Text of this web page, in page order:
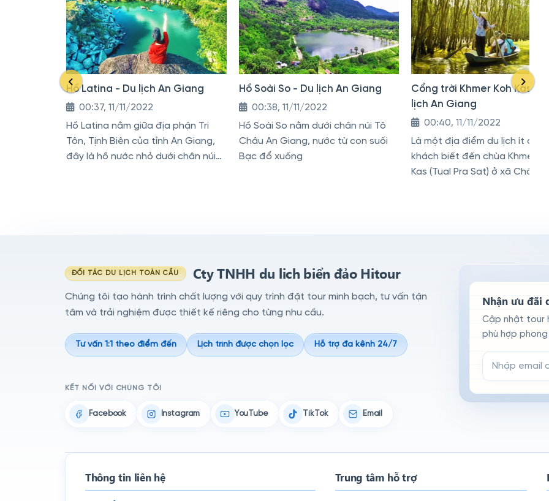
Hồ Latina - Du lịch An Giang
00:37, 11/11/2022
Hồ Latina nằm giữa địa phận Tri
Tôn, Tịnh Biên của tỉnh An Giang,
đây là hồ nước nhỏ dưới chân núi
Hồ Soài So - Du lịch An Giang
00:38, 11/11/2022
Hồ Soài So nằm dưới chân núi Tô
Châu An Giang, nước từ con suối
Bạc đổ xuống
Cổng trời Khmer Koh Kas - Du
lịch An Giang
00:40, 11/11/2022
Là một địa điểm du lịch ít được
khách biết đến chùa Khmer
Kas (Tual Pra Sat) ở xã Châu
ĐỐI TÁC DU LỊCH TOÀN CẦU Cty TNHH du lich biển đảo Hitour
Chúng tôi tạo hành trình chất lượng với quy trình đặt tour minh bạch, tư vấn tận
tâm và trải nghiệm được thiết kế riêng cho từng nhu cầu.
Tư vấn 1:1 theo điểm đến Lịch trình được chọn lọc Hỗ trợ đa kênh 24/7
KẾT NỐI VỚI CHÚNG TÔI
Facebook Instagram YouTube TikTok Email
Nhận ưu đãi
Cập nhật tour
phù hợp
Email đăng ký
Thông tin liên hệ Trung tâm hỗ trợ